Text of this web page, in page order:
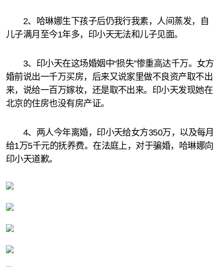
2、哈琳娜生下孩子后仍我行我素，人间蒸发，自
儿子满月至今1年多，印小天无法和儿子见面。
3、印小天在这场婚姻中“损失”惨重高达千万。女方
婚前说出一千万买房，后来又说家里做不良资产取不出
来，说给一百万嫁妆，还是取不出来。印小天发现她在
北京的住房也没有房产证。
4、两人今年离婚，印小天给女方350万，以及每月
给1万5千元的抚养费。在法庭上，对于骗婚，哈琳娜向
印小天道歉。